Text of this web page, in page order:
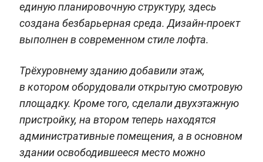
единую планировочную структуру, здесь
создана безбарьерная среда. Дизайн-проект
выполнен в современном стиле лофта.
Трёхуровнему зданию добавили этаж,
в котором оборудовали открытую смотровую
площадку. Кроме того, сделали двухэтажную
пристройку, на втором теперь находятся
административные помещения, а в основном
здании освободившееся место можно